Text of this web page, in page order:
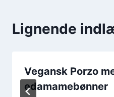
Lignende
Vegansk Porzo
edamamebønner